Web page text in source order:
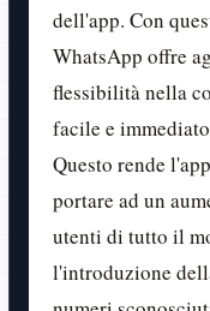
dell'app. Con
WhatsApp offre
flessibilità nella
facile e
Questo rende
portare ad un
utenti di tutto il
l'introduzione